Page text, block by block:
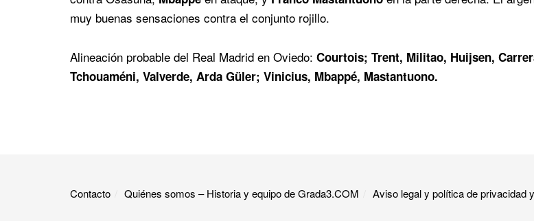
muy buenas sensaciones contra el conjunto rojillo.
Alineación probable del Real Madrid en Oviedo: Courtois; Trent, Militao, Huijsen,
Tchouaméni, Valverde, Arda Güler; Vinicius, Mbappé, Mastantuono.
Contacto Quiénes somos – Historia y equipo de Grada3.COM Aviso legal y política de privacidad